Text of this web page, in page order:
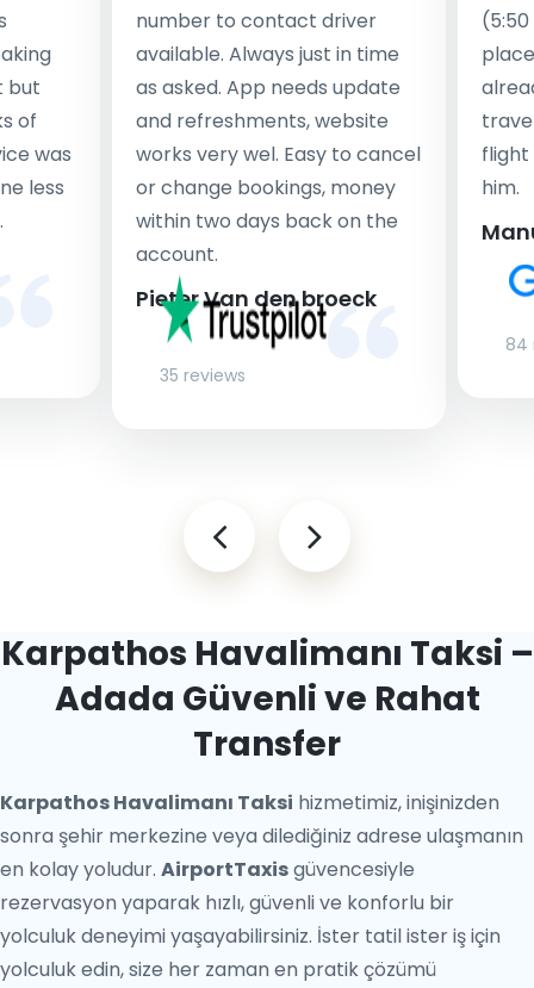
but
of
was
less
number to contact driver
available. Always just in time
as asked. App needs update
and refreshments, website
works very wel. Easy to cancel
or change bookings, money
within two days back on the
account.
Pieter Van den broeck
35 reviews
flight
him.
84
Karpathos Havalimanı Taksi –
Adada Güvenli ve Rahat
Transfer
Karpathos Havalimanı Taksi hizmetimiz, inişinizden
sonra şehir merkezine veya dilediğiniz adrese ulaşmanın
en kolay yoludur. AirportTaxisgüvencesiyle
rezervasyon yaparak hızlı, güvenli ve konforlu bir
yolculuk deneyimi yaşayabilirsiniz. İster tatil ister iş için
yolculuk edin, size her zaman en pratik çözümü